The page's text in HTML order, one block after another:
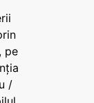
pe
/